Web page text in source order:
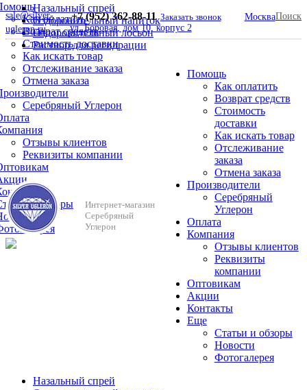
Как оплатить
Возврат средств
Стоимость доставки
Как искать товар
Отслеживание заказа
Отмена заказа
Серебряный Углерон
Отзывы клиентов
Реквизиты компании
и обзоры
Назальный спрей
Оздоровительный напиток
Оздоровительный лосьон
Раствор для регидрации
sale@silver-
ugleron.ru
+7 (952) 362-88-11 Заказать звонок
Москва
ул. Боровая, дом 10, корпус 2
Поиск
Интернет-магазин
Серебряный
Углерон
Помощь
Как оплатить
Возврат средств
Стоимость
доставки
Как искать товар
Отслеживание
заказа
Отмена заказа
Производители
Серебряный
Углерон
Оплата
Компания
Отзывы клиентов
Реквизиты
компании
Оптовикам
Акции
Контакты
Еще
Cтатьи и обзоры
Новости
Фотогалерея
Назальный спрей